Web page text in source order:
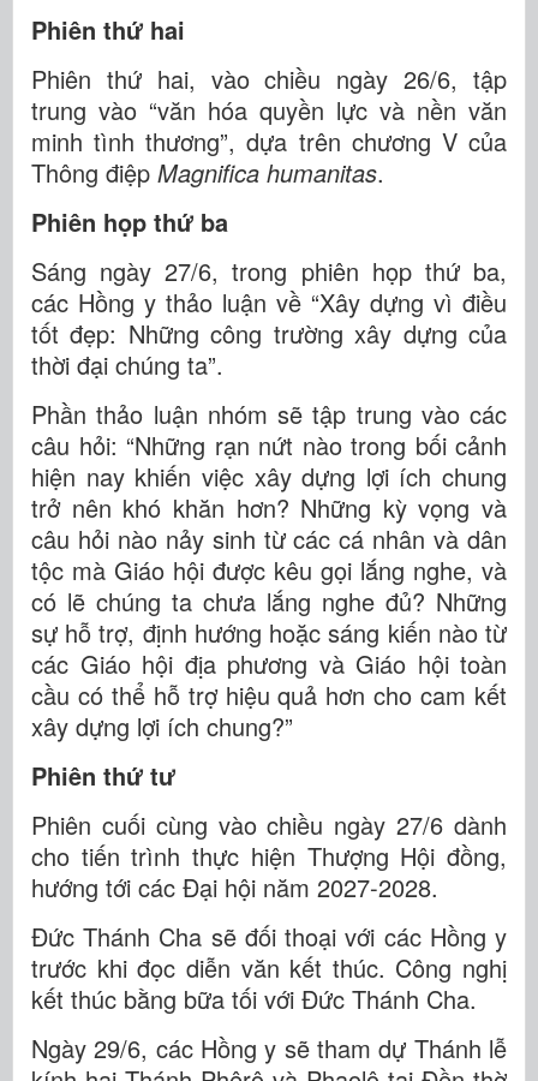
Phiên thứ hai
Phiên thứ hai, vào chiều ngày 26/6, tập
trung vào “văn hóa quyền lực và nền văn
minh tình thương”, dựa trên chương V của
Thông điệp Magnifica humanitas.
Phiên họp thứ ba
Sáng ngày 27/6, trong phiên họp thứ ba,
các Hồng y thảo luận về “Xây dựng vì điều
tốt đẹp: Những công trường xây dựng của
thời đại chúng ta”.
Phần thảo luận nhóm sẽ tập trung vào các
câu hỏi: “Những rạn nứt nào trong bối cảnh
hiện nay khiến việc xây dựng lợi ích chung
trở nên khó khăn hơn? Những kỳ vọng và
câu hỏi nào nảy sinh từ các cá nhân và dân
tộc mà Giáo hội được kêu gọi lắng nghe, và
có lẽ chúng ta chưa lắng nghe đủ? Những
sự hỗ trợ, định hướng hoặc sáng kiến nào từ
các Giáo hội địa phương và Giáo hội toàn
cầu có thể hỗ trợ hiệu quả hơn cho cam kết
xây dựng lợi ích chung?”
Phiên thứ tư
Phiên cuối cùng vào chiều ngày 27/6 dành
cho tiến trình thực hiện Thượng Hội đồng,
hướng tới các Đại hội năm 2027-2028.
Đức Thánh Cha sẽ đối thoại với các Hồng y
trước khi đọc diễn văn kết thúc. Công nghị
kết thúc bằng bữa tối với Đức Thánh Cha.
Ngày 29/6, các Hồng y sẽ tham dự Thánh lễ